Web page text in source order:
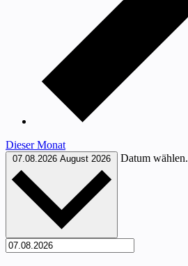
Dieser Monat
07.08.2026 August 2026 Datum wählen.